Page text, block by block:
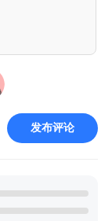
发布评论